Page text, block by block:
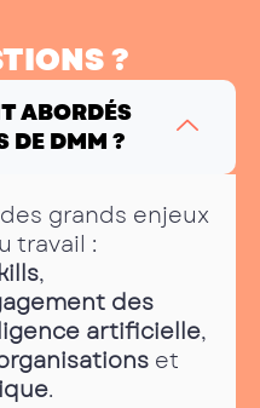
?
ABORDÉS
DE DMM ?
grands enjeux
travail :
,
des
artificielle,
et
.